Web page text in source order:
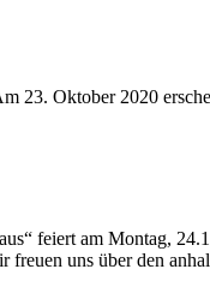
23. Oktober 2020
feiert am Montag,
freuen uns über den